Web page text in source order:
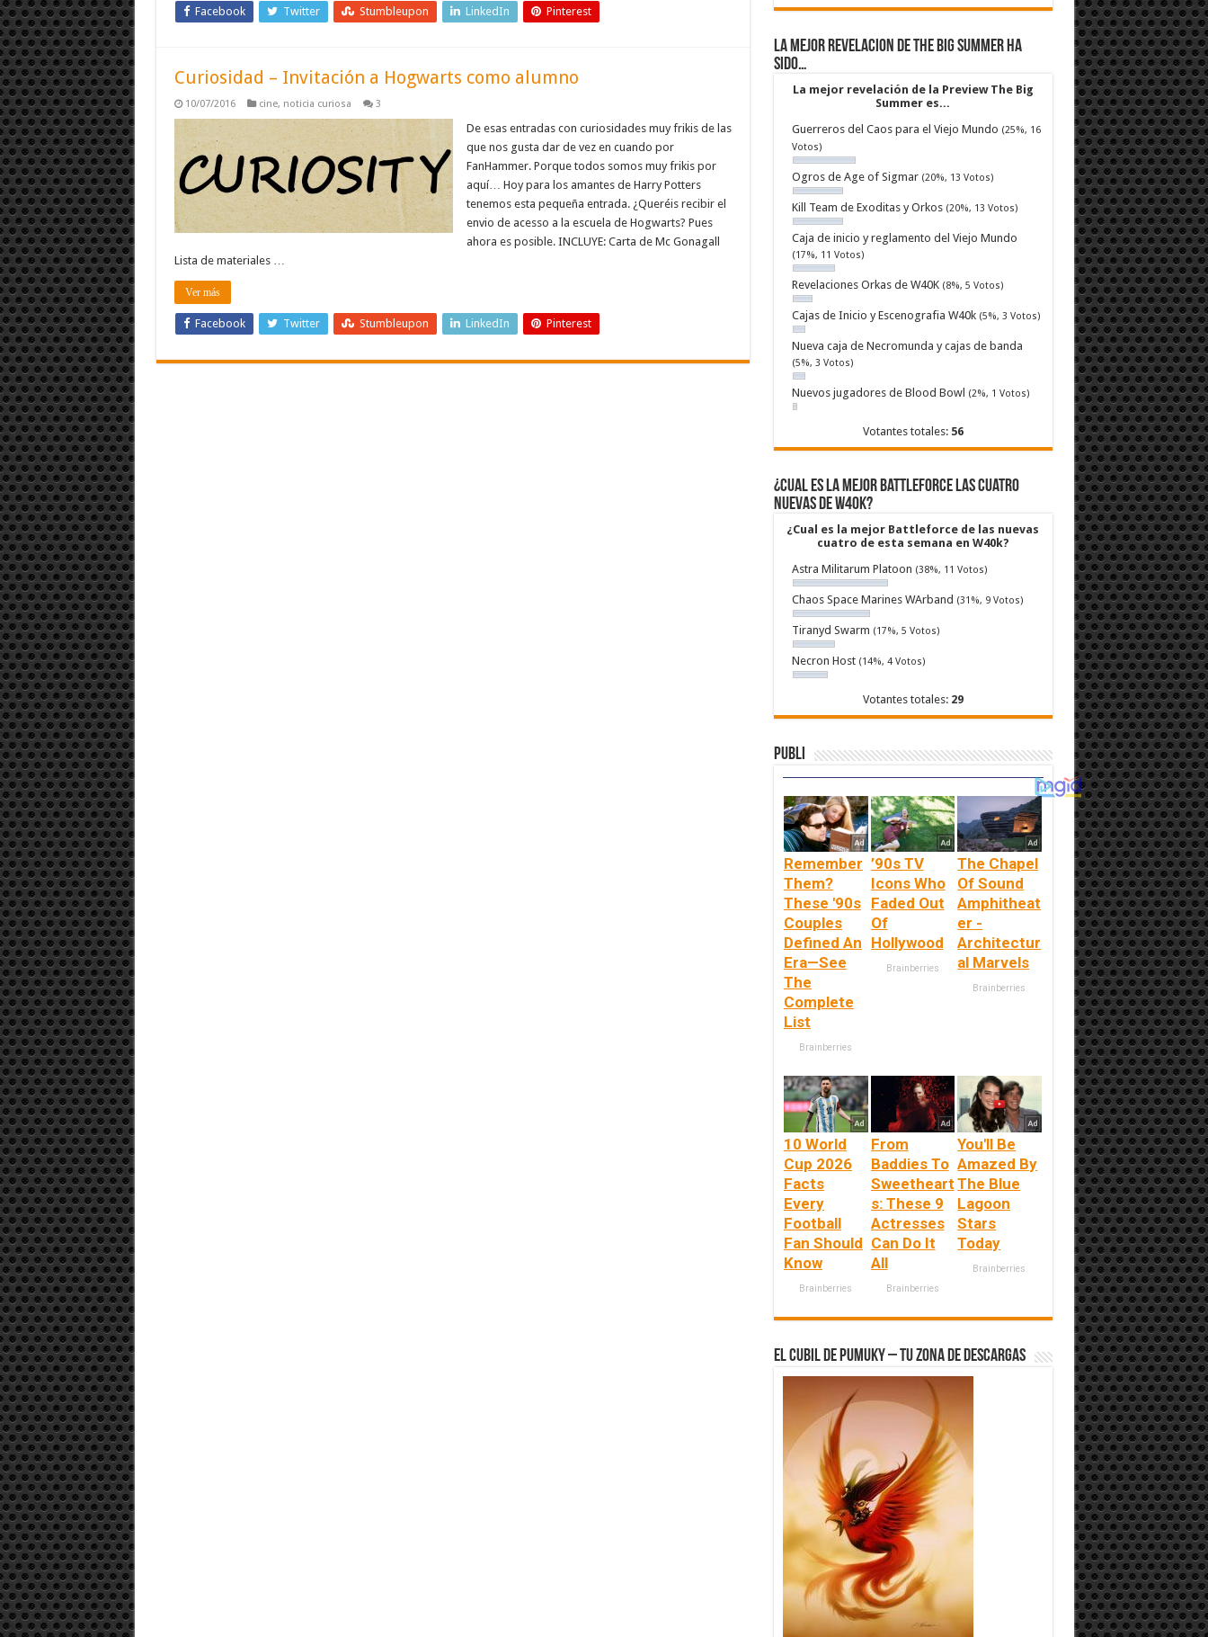
Facebook Twitter Stumbleupon LinkedIn Pinterest
Curiosidad – Invitación a Hogwarts como alumno
10/07/2016 cine, noticia curiosa 3
De esas entradas con curiosidades muy frikis de las
que nos gusta dar de vez en cuando por
FanHammer. Porque todos somos muy frikis por
aquí… Hoy para los amantes de Harry Potters
tenemos esta pequeña entrada. ¿Queréis recibir el
envio de acesso a la escuela de Hogwarts? Pues
ahora es posible. INCLUYE: Carta de Mc Gonagall
Lista de materiales …
Ver más
Facebook Twitter Stumbleupon LinkedIn Pinterest
La mejor revelacion de The Big Summer ha
sido…
La mejor revelación de la Preview The Big
Summer es...
Guerreros del Caos para el Viejo Mundo (25%, 16
Votos)
Ogros de Age of Sigmar (20%, 13 Votos)
Kill Team de Exoditas y Orkos (20%, 13 Votos)
Caja de inicio y reglamento del Viejo Mundo
(17%, 11 Votos)
Revelaciones Orkas de W40K (8%, 5 Votos)
Cajas de Inicio y Escenografia W40k (5%, 3 Votos)
Nueva caja de Necromunda y cajas de banda
(5%, 3 Votos)
Nuevos jugadores de Blood Bowl (2%, 1 Votos)
Votantes totales: 56
¿Cual es la mejor Battleforce las cuatro
nuevas de W40k?
¿Cual es la mejor Battleforce de las nuevas
cuatro de esta semana en W40k?
Astra Militarum Platoon (38%, 11 Votos)
Chaos Space Marines WArband (31%, 9 Votos)
Tiranyd Swarm (17%, 5 Votos)
Necron Host (14%, 4 Votos)
Votantes totales: 29
Publi
Remember
Them?
These '90s
Couples
Defined An
Era—See
The
Complete
List
Brainberries
’90s TV
Icons Who
Faded Out
Of
Hollywood
Brainberries
The Chapel
Of Sound
Amphitheat
er -
Architectur
al Marvels
Brainberries
10 World
Cup 2026
Facts
Every
Football
Fan Should
Know
Brainberries
From
Baddies To
Sweetheart
s: These 9
Actresses
Can Do It
All
Brainberries
You'll Be
Amazed By
The Blue
Lagoon
Stars
Today
Brainberries
El Cubil de Pumuky – Tu zona de Descargas